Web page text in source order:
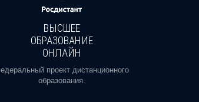
ВЫСШЕЕ
ОБРАЗОВАНИЕ
ОНЛАЙН
проект дистанционного
образования.